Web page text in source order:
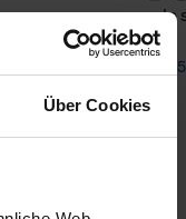
Über Cookies
polo
from